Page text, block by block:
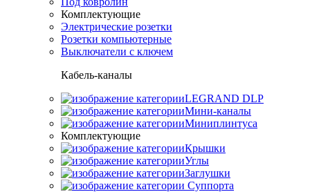
Комплектующие
Электрические розетки
Розетки компьютерные
Выключатели с ключем
Кабель-каналы
LEGRAND DLP
Мини-каналы
Миниплинтуса
Комплектующие
Крышки
Углы
Заглушки
Суппорта